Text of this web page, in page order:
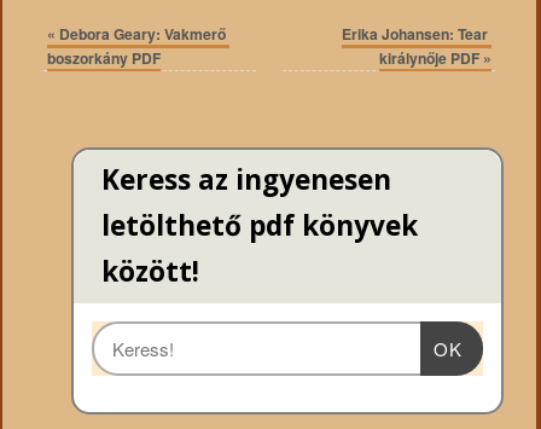
« Debora Geary: Vakmerő ​
boszorkány PDF
Erika Johansen: Tear ​
királynője PDF »
Keress az ingyenesen
letölthető pdf könyvek
között!
OK